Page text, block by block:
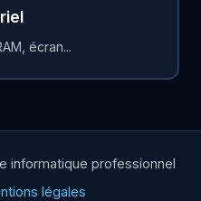
écran...
informatique professionnel
légales